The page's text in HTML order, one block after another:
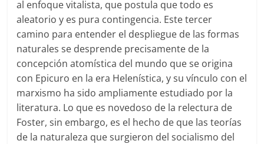
al enfoque vitalista, que postula que todo es
aleatorio y es pura contingencia. Este tercer
camino para entender el despliegue de las formas
naturales se desprende precisamente de la
concepción atomística del mundo que se origina
con Epicuro en la era Helenística, y su vínculo con el
marxismo ha sido ampliamente estudiado por la
literatura. Lo que es novedoso de la relectura de
Foster, sin embargo, es el hecho de que las teorías
de la naturaleza que surgieron del socialismo del